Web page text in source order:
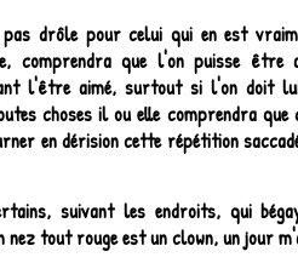
pas drôle pour celui qui en est
comprendra que l'on puisse être
l'être aimé, surtout si l'on doit
choses il ou elle comprendra que
en dérision cette répétition
suivant les endroits, qui
nez tout rouge est un clown, un jour